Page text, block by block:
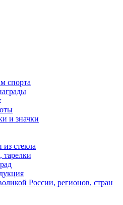
спорта
и значки
стекла
тарелки
России, регионов, стран